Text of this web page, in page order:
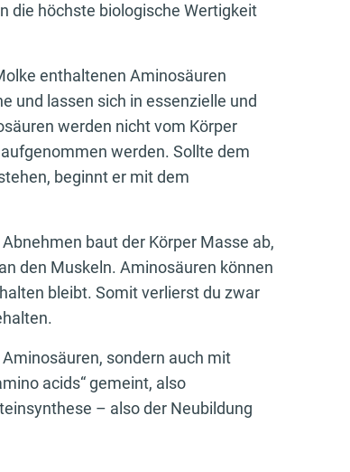
die höchste biologische Wertigkeit
enthaltenen Aminosäuren
und lassen sich in essenzielle und
werden nicht vom Körper
werden. Sollte dem
beginnt er mit dem
Abnehmen baut der Körper Masse ab,
den Muskeln. Aminosäuren können
bleibt. Somit verlierst du zwar
sondern auch mit
acids“ gemeint, also
– also der Neubildung